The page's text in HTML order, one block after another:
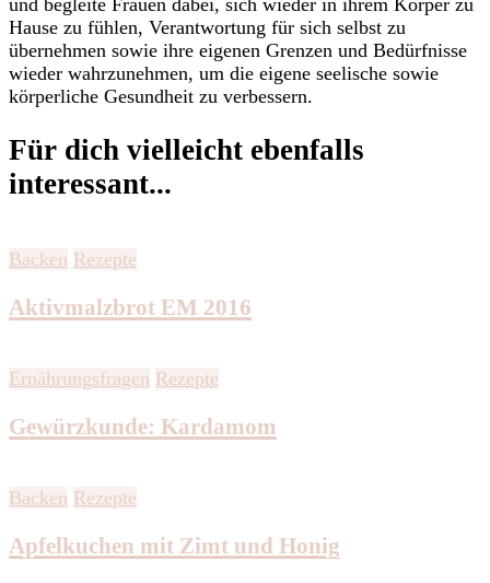
und begleite Frauen dabei, sich wieder in ihrem Körper zu
Hause zu fühlen, Verantwortung für sich selbst zu
übernehmen sowie ihre eigenen Grenzen und Bedürfnisse
wieder wahrzunehmen, um die eigene seelische sowie
körperliche Gesundheit zu verbessern.
Für dich vielleicht ebenfalls
interessant...
Backen Rezepte
Aktivmalzbrot EM 2016
Ernährungsfragen Rezepte
Gewürzkunde: Kardamom
Backen Rezepte
Apfelkuchen mit Zimt und Honig